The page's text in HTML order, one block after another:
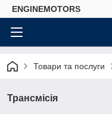
ENGINEMOTORS
Товари та послуги
Трансмісія